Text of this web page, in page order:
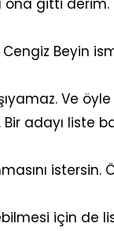
ona gitti
Beyin
Ve
adayı liste
istersin.
için de